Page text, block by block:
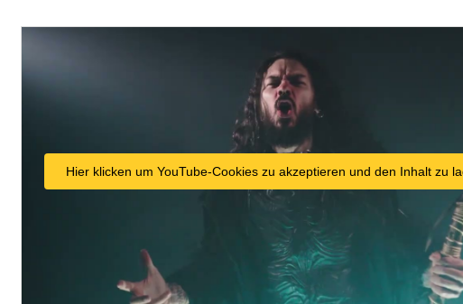
Hier klicken um YouTube-Cookies zu akzeptieren und den Inhalt zu